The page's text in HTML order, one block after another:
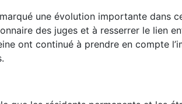
une évolution importante dans
des juges et à resserrer le lien
ont continué à prendre en compte